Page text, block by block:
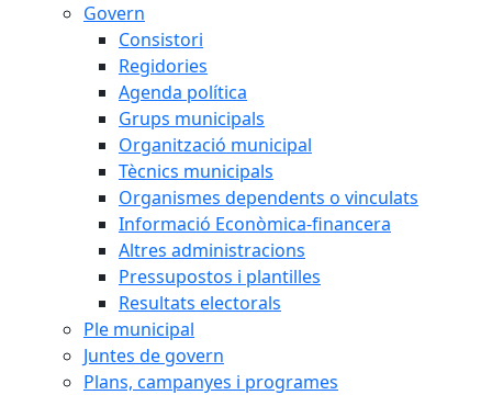
Govern
Consistori
Regidories
Agenda política
Grups municipals
Organització municipal
Tècnics municipals
Organismes dependents o vinculats
Informació Econòmica-financera
Altres administracions
Pressupostos i plantilles
Resultats electorals
Ple municipal
Juntes de govern
Plans, campanyes i programes